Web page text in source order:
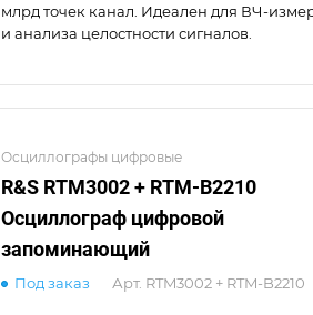
млрд точек канал. Идеален для ВЧ-
и анализа целостности сигналов.
Осциллографы цифровые
R&S RTM3002 + RTM-B2210
Осциллограф цифровой
запоминающий
Под заказ Арт. RTM3002 + RTM-B2210